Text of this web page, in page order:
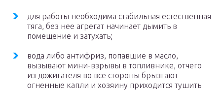
для работы необходима стабильная естественная
тяга, без нее агрегат начинает дымить в
помещение и затухать;
вода либо антифриз, попавшие в масло,
вызывают мини-взрывы в топливнике, отчего
из дожигателя во все стороны брызгают
огненные капли и хозяину приходится тушить